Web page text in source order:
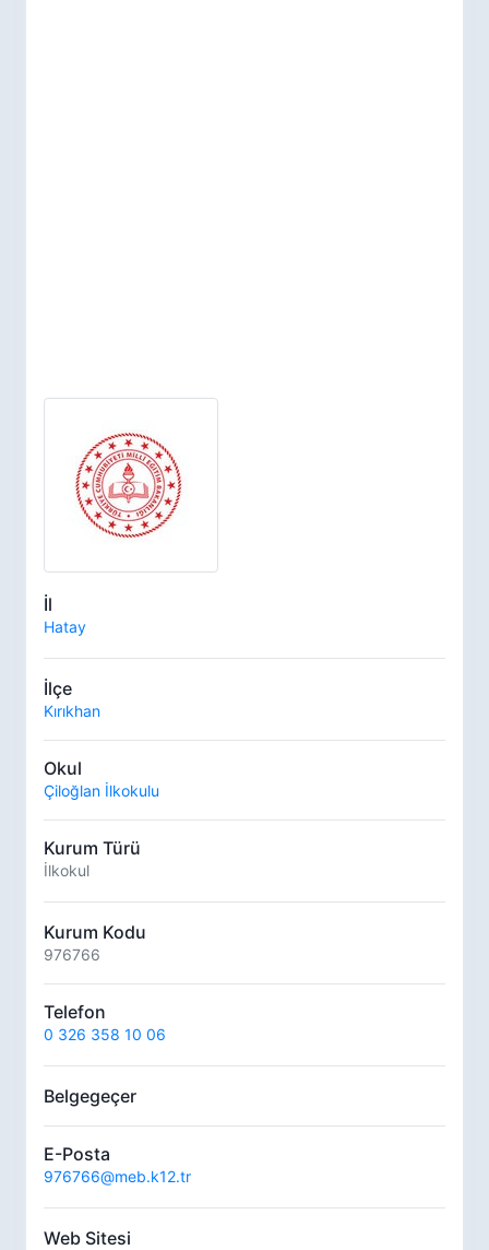
İl
Hatay
İlçe
Kırıkhan
Okul
Çiloğlan İlkokulu
Kurum Türü
İlkokul
Kurum Kodu
976766
Telefon
0 326 358 10 06
Belgegeçer
E-Posta
976766@meb.k12.tr
Web Sitesi